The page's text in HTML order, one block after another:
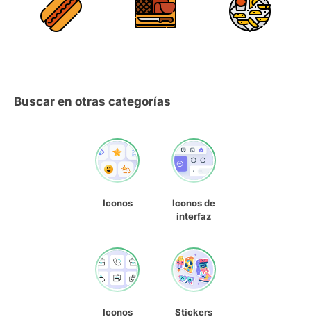
Buscar en otras categorías
Iconos
Iconos de
interfaz
Iconos
Stickers